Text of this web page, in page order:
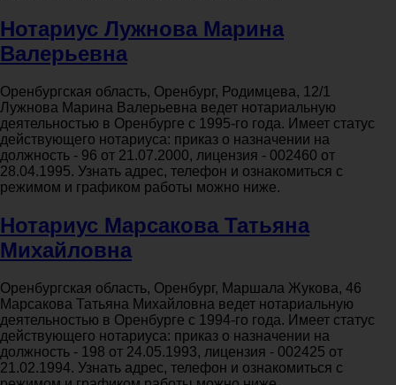
Нотариус Лужнова Марина
Валерьевна
Оренбургская область, Оренбург, Родимцева, 12/1
Лужнова Марина Валерьевна ведет нотариальную
деятельностью в Оренбурге с 1995-го года. Имеет статус
действующего нотариуса: приказ о назначении на
должность - 96 от 21.07.2000, лицензия - 002460 от
28.04.1995. Узнать адрес, телефон и ознакомиться с
режимом и графиком работы можно ниже.
Нотариус Марсакова Татьяна
Михайловна
Оренбургская область, Оренбург, Маршала Жукова, 46
Марсакова Татьяна Михайловна ведет нотариальную
деятельностью в Оренбурге с 1994-го года. Имеет статус
действующего нотариуса: приказ о назначении на
должность - 198 от 24.05.1993, лицензия - 002425 от
21.02.1994. Узнать адрес, телефон и ознакомиться с